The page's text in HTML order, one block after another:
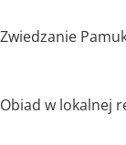
Zwiedzanie
Obiad w lokalnej